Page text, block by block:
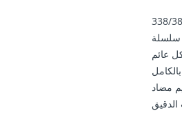
338/
سلسلة ESP: تصميم ثلاثي الأبعاد
عائم
مضاد
الدقيق